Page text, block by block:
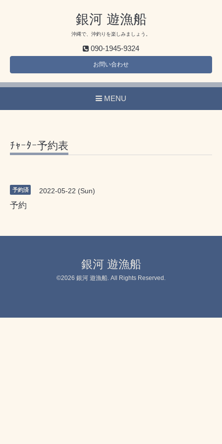
銀河 遊漁船
沖縄で、沖釣りを楽しみましょう。
090-1945-9324
お問い合わせ
MENU
ﾁｬｰﾀｰ予約表
予約済 2022-05-22 (Sun)
予約
銀河 遊漁船
©2026 銀河 遊漁船 . All Rights Reserved.